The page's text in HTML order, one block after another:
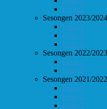
Follo 2
Sesongen 2023/2024
Follo 1
Follo 2
Follo 3
Sesongen 2022/2023
Follo 1
Follo 2
Sesongen 2021/2022
Follo 1
Follo 2
Follo 3